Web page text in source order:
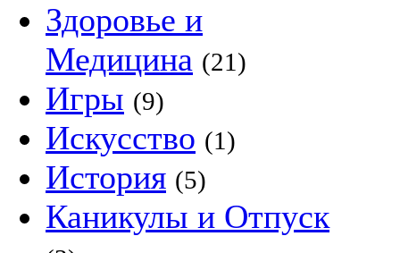
Здоровье и
Медицина (21)
Игры (9)
Искусство (1)
История (5)
Каникулы и Отпуск